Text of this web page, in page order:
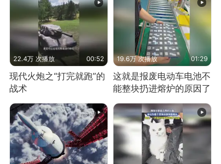
22.4万 次播放 00:52
现代火炮之“打完就跑”的
战术
19.6万 次播放 01:29
这就是报废电动车电池不
能整块扔进熔炉的原因了